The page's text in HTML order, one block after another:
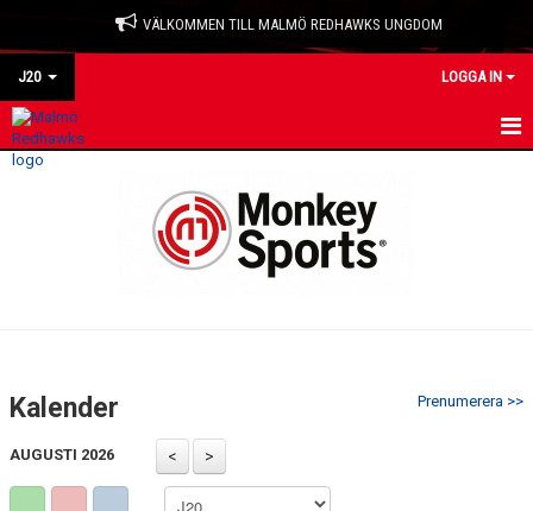
VÄLKOMMEN TILL MALMÖ REDHAWKS UNGDOM
J20 LOGGA IN
HEM
Prenumerera >>
Kalender
AUGUSTI 2026